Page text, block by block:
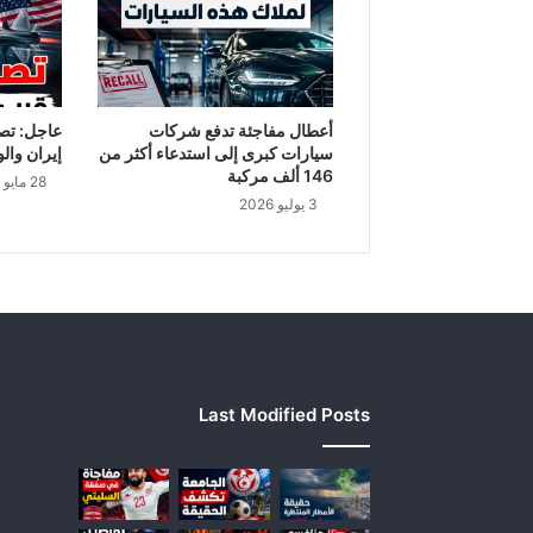
ل
خ
ف
ي
ة
«
ا
ل
أعطال مفاجئة تدفع شركات
سيارات كبرى إلى استدعاء أكثر من
146 ألف مركبة
3 يوليو 2026
عاجل:
إيران
28 مايو 2026
Last Modified Posts